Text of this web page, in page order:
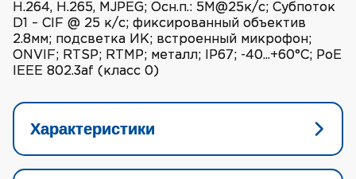
H.264, H.265, MJPEG; Осн.п.: 5M@25к/с; Субпоток
D1 – CIF @ 25 к/с; фиксированный объектив
2.8мм; подсветка ИК; встроенный микрофон;
ONVIF; RTSP; RTMP; металл; IP67; -40...+60°С; PoE
IEEE 802.3af (класс 0)
Характеристики